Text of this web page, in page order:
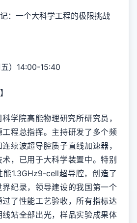
一个大科学工程的极限挑战
）14:00-15:40
院高能物理研究所研究员，
程总指挥。主持研发了多个频
续波超导腔质子直线加速器，
，已用于大科学装置中。特别
能1.3GHz9-cell超导腔，创造了
纪录，领导建设的我国第一个
了性能工艺验收，所有指标达
站全部出光，样品实验成果体